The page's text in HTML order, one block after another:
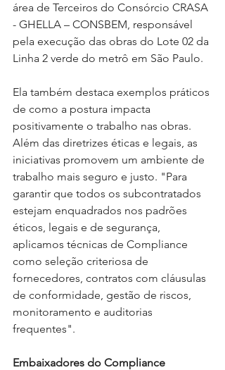
área de Terceiros do Consórcio CRASA
- GHELLA – CONSBEM, responsável
pela execução das obras do Lote 02 da
Linha 2 verde do metrô em São Paulo.
Ela também destaca exemplos práticos
de como a postura impacta
positivamente o trabalho nas obras.
Além das diretrizes éticas e legais, as
iniciativas promovem um ambiente de
trabalho mais seguro e justo. "Para
garantir que todos os subcontratados
estejam enquadrados nos padrões
éticos, legais e de segurança,
aplicamos técnicas de Compliance
como seleção criteriosa de
fornecedores, contratos com cláusulas
de conformidade, gestão de riscos,
monitoramento e auditorias
frequentes".
Embaixadores do Compliance